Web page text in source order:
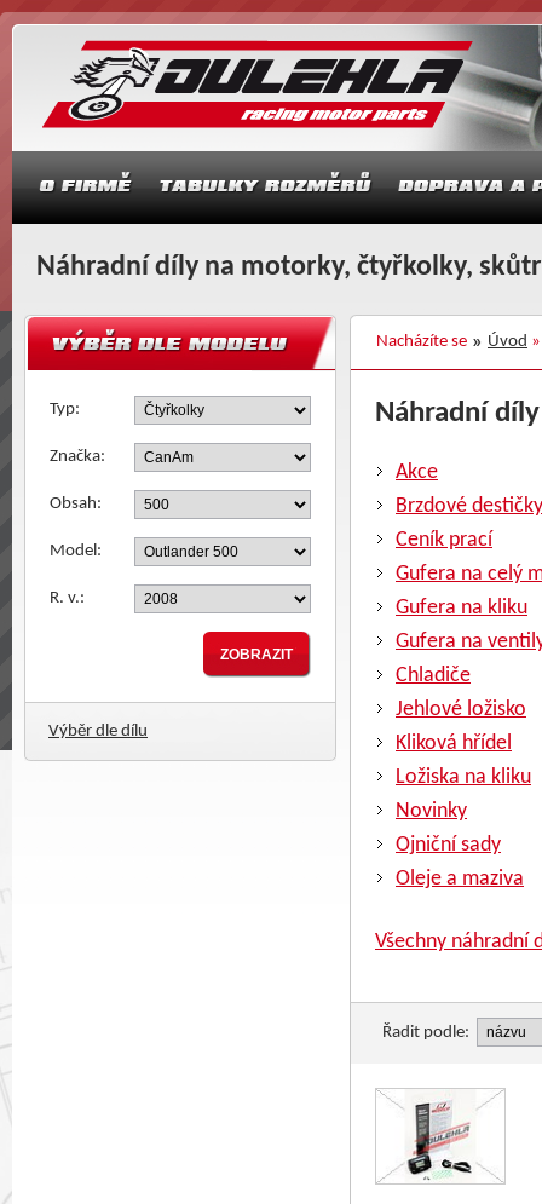
Náhradní díly na motorky, čtyřkolky,
Nacházíte se Úvod
Typ:
Značka:
Obsah:
Model:
R. v.:
Výběr dle dílu
Náhradní
Akce
Brzdové destičky
Ceník prací
Gufera na celý
Gufera na kliku
Gufera na
Chladiče
Jehlové ložisko
Kliková hřídel
Ložiska na kliku
Novinky
Ojniční sady
Oleje a maziva
Všechny náhradní
Řadit podle: